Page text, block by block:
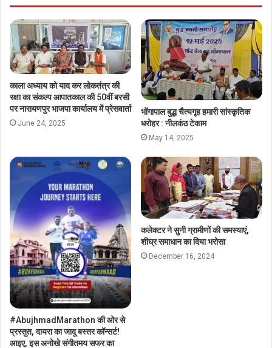
t
e
o
o
r
a
m
काला अध्याय को याद कर लोकतंत्र की
रक्षा का संकल्प आपातकाल की 50वीं बरसी
पर नारायणपुर भाजपा कार्यालय में प्रेसवार्ता
June 24, 2025
भोंगापाल बुद्ध चैत्यगृह हमारी सांस्कृतिक
धरोहर : नीलकंठ टेकाम
May 14, 2025
#AbujhmadMarathon की ओर से
प्रस्तुत, दायरा का जादू बस्तर कॉन्सर्ट!
आइए, इस अनोखे संगीतमय सफर का
कलेक्टर ने सुनी ग्रामीणों की समस्याएं,
शीघ्र समाधान का दिया भरोसा
December 16, 2024